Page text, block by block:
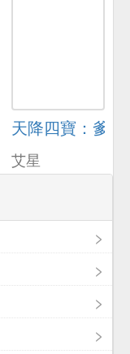
嬌妻養娃忙
天降四寶：爹
艾星